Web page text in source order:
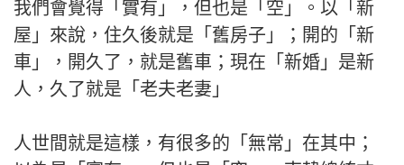
我們會覺得「實有」，但也是「空」。以「新
屋」來說，住久後就是「舊房子」；開的「新
車」，開久了，就是舊車；現在「新婚」是新
人，久了就是「老夫老妻」
人世間就是這樣，有很多的「無常」在其中；